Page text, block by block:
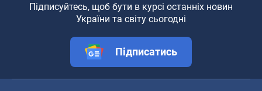
Підписуйтесь, щоб бути в курсі останніх новин
України та світу сьогодні
Підписатись